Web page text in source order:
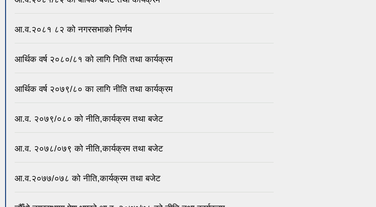
आ.व.२०८१ ८२ को नगरसभाको निर्णय
आर्थिक वर्ष २०८०/८१ को लागि निति तथा कार्यक्रम
आर्थिक वर्ष २०७९/८० का लागि नीति तथा कार्यक्रम
आ.व. २०७९/०८० को नीति,कार्यक्रम तथा बजेट
आ.व. २०७८/०७९ को नीति,कार्यक्रम तथा बजेट
आ.व.२०७७/०७८ को नीति,कार्यक्रम तथा बजेट